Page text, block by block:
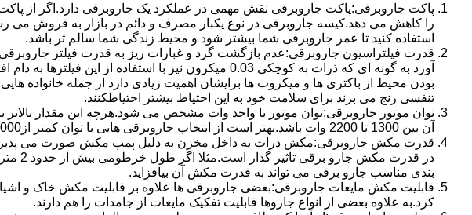
پاکت جاروبرقی:پاکت جاروبرقی نقش مهمی در عملکرد یک جاروبرقی دارد.اگر از
را کاهش می دهد.کیسه جاروبرقی در نوع یکبار مصرف و دائم در بازار به فروش می
استفاده کنید تا عمر جاروبرقی شما بیشتر شود و محیط زندگی شما سالم تر باشد.
قدرت فیلتراسیون جاروبرقی:عدم بازگشت گرد و غبارات ریز به قدرت فیلتر جاروبرقی
آورد به گونه ای که ذرات به کوچکی 0.03 میکرون نیز با
بودن محیط از باکتری ها و میکروب ها برایشان اهمیت زیادی دارد از جمله خانواده
تنفسی رنج می برند برای سلامت خود به این احتیاط بیشتر احتیاطکنند.
توان موتور جاروبرقی:توان موتور با واحد وات مشخص می شود.هرچه این مقدار
آن بین 1300 تا 2200 وات باشد.بهتر است از انتخاب جاروبرقی هایی با توان کمتر از1000 خودداری کنید.
قدرت مکش جاروبرقی:مکش ذرات به داخل مخزن به دلیل پمپ مکش صورت می
در
بندی مناسب جارو برقی می تواند به قدرت مکش آن بیافزاید.
قابلیت مکش مایعات جاروبرقی:بعضی جاروبرقی ها علاوه بر قابلیت مکش خاک و
کرد.به علاوه بعضی از انواع جاروها قابلیت تفکیک مایعات از جامدات را هم دارند.